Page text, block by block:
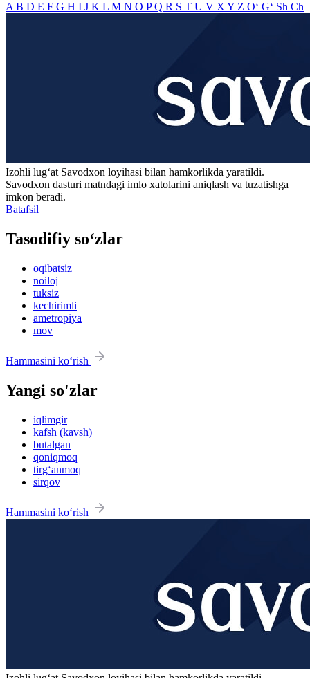
A B D E F G H I J K L M N O PQ R S T U V X Y Z O‘ G‘ Sh Ch
Izohli lugʻat Savodxon loyihasi bilan hamkorlikda yaratildi.
Savodxon dasturi matndagi imlo xatolarini aniqlash va tuzatishga
imkon beradi.
Batafsil
Tasodifiy so‘zlar
oqibatsiz
noiloj
tuksiz
kechirimli
ametropiya
mov
Hammasini ko‘rish
Yangi so'zlar
iqlimgir
kafsh (kavsh)
butalgan
qoniqmoq
tirg‘anmoq
sirqov
Hammasini ko‘rish